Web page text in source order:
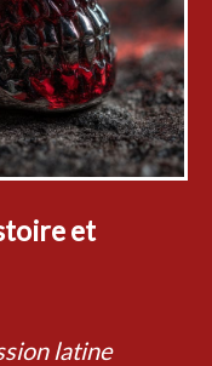
et
latine